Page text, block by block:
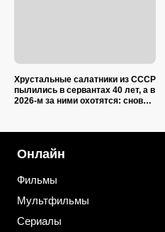
Хрустальные салатники из СССР
пылились в сервантах 40 лет, а в
2026-м за ними охотятся: снова в
Онлайн
Фильмы
Мультфильмы
Сериалы